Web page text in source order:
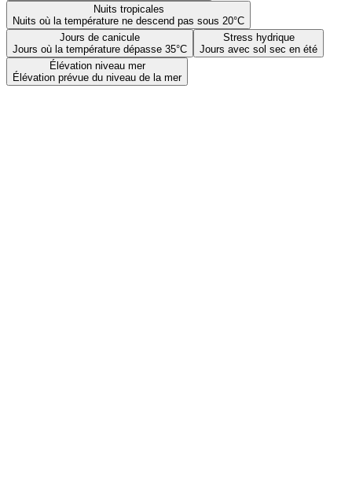
Nuits tropicales
Nuits où la température ne descend pas sous 20°C
Jours de canicule
Jours où la température dépasse 35°C
Stress hydrique
Jours avec sol sec en été
Élévation niveau mer
Élévation prévue du niveau de la mer